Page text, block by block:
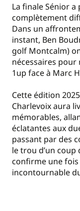
La finale Sénior
complètement
Dans un
instant, Ben
golf Montcalm)
nécessaires pour
1up face à Marc
Cette édition
Charlevoix aura
mémorables,
éclatantes aux
passant par des
le trou d’un coup
confirme une
incontournable